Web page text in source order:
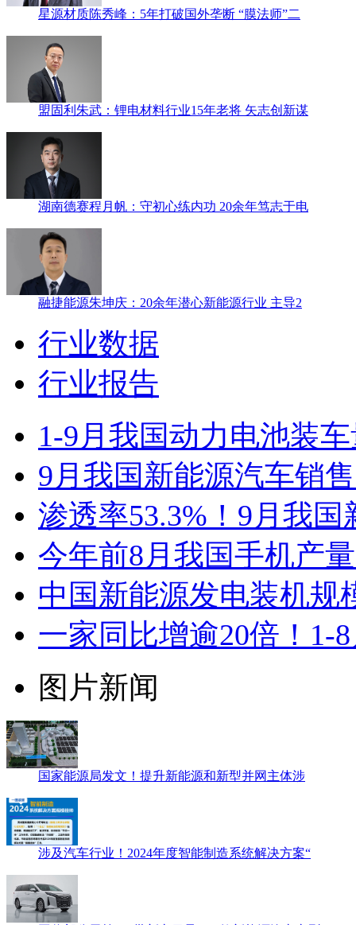
星源材质陈秀峰：5年打破国外垄断 “膜法师”二
盟固利朱武：锂电材料行业15年老将 矢志创新谋
湖南德赛程月帆：守初心练内功 20余年笃志于电
融捷能源朱坤庆：20余年潜心新能源行业 主导2
行业数据
行业报告
1-9月我国动力电池装
9月我国新能源汽车销
渗透率53.3%！9月我
今年前8月我国手机产
中国新能源发电装机规
一家同比增逾20倍！1-
图片新闻
国家能源局发文！提升新能源和新型并网主体涉
涉及汽车行业！2024年度智能制造系统解决方案“